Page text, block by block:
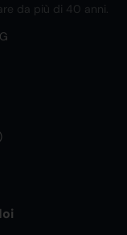
da più di 40 anni.